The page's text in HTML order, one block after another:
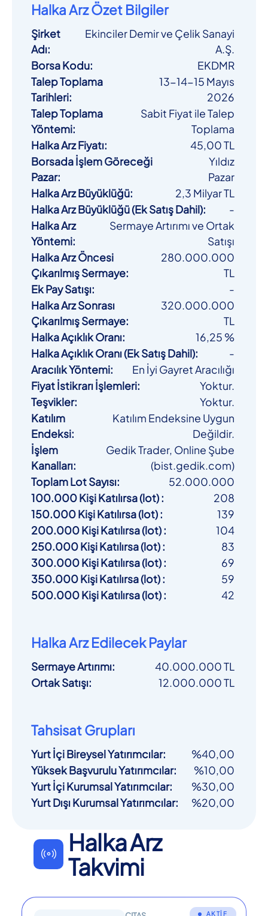
Halka Arz Özet Bilgiler
Şirket
Adı:
Ekinciler Demir ve Çelik Sanayi
A.Ş.
Borsa Kodu:
EKDMR
Talep Toplama
Tarihleri:
13-14-15 Mayıs
2026
Talep Toplama
Yöntemi:
Sabit Fiyat ile Talep
Toplama
Halka Arz Fiyatı:
45,00 TL
Borsada İşlem Göreceği
Pazar:
Yıldız
Pazar
Halka Arz Büyüklüğü:
2,3 Milyar TL
Halka Arz Büyüklüğü (Ek Satış Dahil):
-
Halka Arz
Yöntemi:
Sermaye Artırımı ve Ortak
Satışı
Halka Arz Öncesi
Çıkarılmış Sermaye:
280.000.000
TL
Ek Pay Satışı:
-
Halka Arz Sonrası
Çıkarılmış Sermaye:
320.000.000
TL
Halka Açıklık Oranı:
16,25 %
Halka Açıklık Oranı (Ek Satış Dahil):
-
Aracılık Yöntemi:
En İyi Gayret Aracılığı
Fiyat İstikrarı İşlemleri:
Yoktur.
Teşvikler:
Yoktur.
Katılım
Endeksi:
Katılım Endeksine Uygun
Değildir.
İşlem
Kanalları:
Gedik Trader, Online Şube
(bist.gedik.com)
Toplam Lot Sayısı:
52.000.000
100.000 Kişi Katılırsa (lot):
208
150.000 Kişi Katılırsa (lot):
139
200.000 Kişi Katılırsa (lot):
104
250.000 Kişi Katılırsa (lot):
83
300.000 Kişi Katılırsa (lot):
69
350.000 Kişi Katılırsa (lot):
59
500.000 Kişi Katılırsa (lot): 42
Halka Arz Edilecek Paylar
Sermaye Artırımı:
40.000.000 TL
Ortak Satışı: 12.000.000 TL
Tahsisat Grupları
Yurt İçi Bireysel Yatırımcılar:
%40,00
Yüksek Başvurulu Yatırımcılar:
%10,00
Yurt İçi Kurumsal Yatırımcılar:
%30,00
Yurt Dışı Kurumsal Yatırımcılar: %20,00
Halka Arz
Takvimi
AKTİF